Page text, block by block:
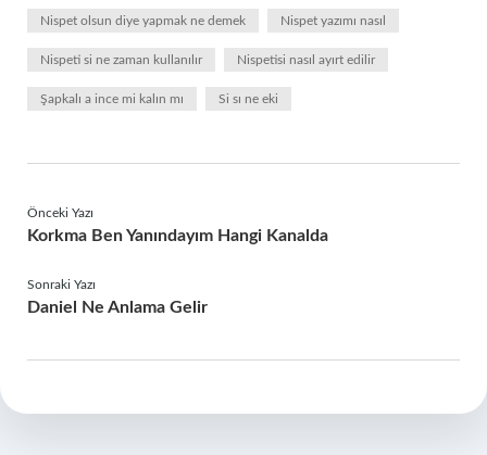
Nispet olsun diye yapmak ne demek Nispet yazımı nasıl
Nispeti si ne zaman kullanılır Nispetisi nasıl ayırt edilir
Şapkalı a ince mi kalın mı Si sı ne eki
Önceki Yazı
Korkma Ben Yanındayım Hangi Kanalda
Sonraki Yazı
Daniel Ne Anlama Gelir